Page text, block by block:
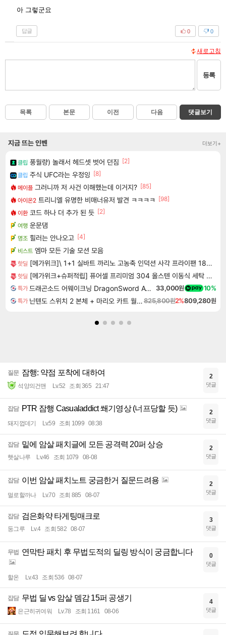
아 그렇군요
답글 0
0
새로고침
등록
목록 본문 이전 다음 댓글보기
지금 뜨는 인벤 더보기+
클립 풍월량) 놀래서 헤드셋 벗어 던짐 [2]
클립 주식 UFC라는 우정잉 [8]
메이플 그러니까 저 사건 이해했는데 이거지? [85]
아이온2 트리니엘 유명한 비매너유저 발견 ㅋㅋㅋㅋ
[98]
이환 코드 하나 더 추가 된 듯 [2]
여행 운문댐
명조 힐러는 안나오고 [4]
비스트 엠마 모든 기술 모션 모음
핫딜 [메가위크]\ 1+1 실바트 까리노 고농축 인덕션 사각 프라이팬 18cm 에그 계란말이 계란프라이팬
핫딜 [메가위크+슈퍼적립] 퓨어셀 프리미엄 304 올스텐 이동식 세탁 빨래 바구니 베이직 2단, 1개
특가 드래곤소드 어웨이크닝 DragonSword Awakening 33,000원 10%
특가 닌텐도 스위치 2 본체 + 마리오 카트 월드 + 포켓몬스터 레전드 ZA 닌텐도 스위치 2 에디션 번들825,800원2%809,280원
질문 잠행: 약점 포착에 대하여
석양의건맨 Lv.52 조회 365 21:47
2
댓글
잡담 PTR 잠행 Casualaddict 쐐기영상 (너프당할 듯)
돼지껍데기 Lv.59 조회 1099 08:38
2
댓글
잡담 밑에 암살 패치글에 모든 공격력 20퍼 상승
햇살나루 Lv.46 조회 1079 08-08
2
댓글
잡담 이번 암살 패치노트 궁금한거 질문드려용
멀로할까나 Lv.70 조회 885 08-07
2
댓글
잡담 검은화약 타게팅매크로
둥그루 Lv.4 조회 582 08-07
3
댓글
무법 연막탄 패치 후 무법도적의 딜링 방식이 궁금합니다
할온 Lv.43 조회 536 08-07
0
댓글
잡담 무법 딜 vs 암살 뎀감 15퍼 공생기
은근히귀여워 Lv.78 조회 1161 08-06
4
댓글